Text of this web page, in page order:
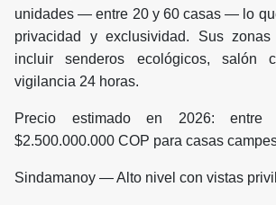
unidades — entre 20 y 60 casas — lo
privacidad y exclusividad. Sus zonas
incluir senderos ecológicos, salón
vigilancia 24 horas.
Precio estimado en 2026: entre
$2.500.000.000 COP para casas
Sindamanoy — Alto nivel con vistas